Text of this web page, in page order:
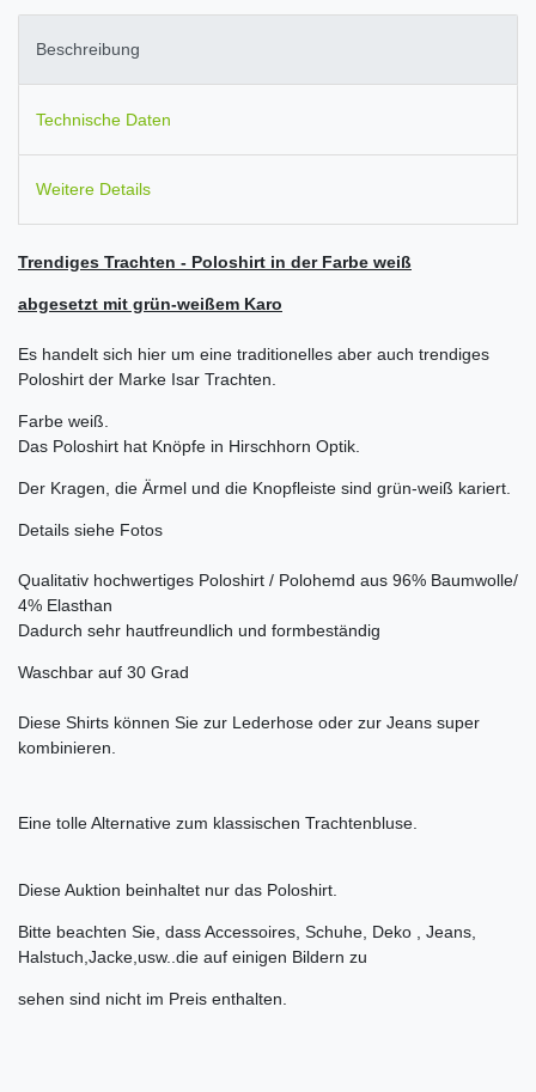
Beschreibung
Technische Daten
Weitere Details
Trendiges Trachten - Poloshirt in der Farbe weiß
abgesetzt mit grün-weißem Karo
Es handelt sich hier um eine traditionelles aber auch trendiges
Poloshirt der Marke Isar Trachten.
Farbe weiß.
Das Poloshirt hat Knöpfe in Hirschhorn Optik.
Der Kragen, die Ärmel und die Knopfleiste sind grün-weiß kariert.
Details siehe Fotos
Qualitativ hochwertiges Poloshirt / Polohemd aus 96% Baumwolle/
4% Elasthan
Dadurch sehr hautfreundlich und formbeständig
Waschbar auf 30 Grad
Diese Shirts können Sie zur Lederhose oder zur Jeans super
kombinieren.
Eine tolle Alternative zum klassischen Trachtenbluse.
Diese Auktion beinhaltet nur das Poloshirt.
Bitte beachten Sie, dass Accessoires, Schuhe, Deko , Jeans,
Halstuch,Jacke,usw..die auf einigen Bildern zu
sehen sind nicht im Preis enthalten.